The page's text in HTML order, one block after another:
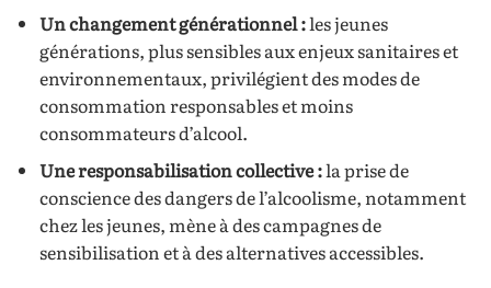
Un changement générationnel :les jeunes
générations, plus sensibles aux enjeux sanitaires et
environnementaux, privilégient des modes de
consommation responsables et moins
consommateurs d’alcool.
Une responsabilisation collective :la prise de
conscience des dangers de l’alcoolisme, notamment
chez les jeunes, mène à des campagnes de
sensibilisation et à des alternatives accessibles.